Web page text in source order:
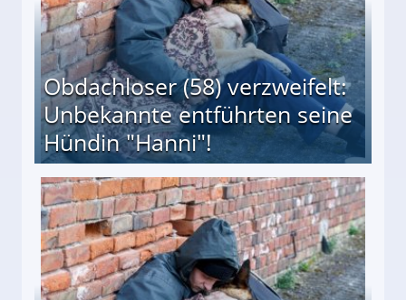
Obdachloser (58) verzweifelt:
Unbekannte entführten seine
Hündin "Hanni"!
entführten seine Hündin "Hanni"!